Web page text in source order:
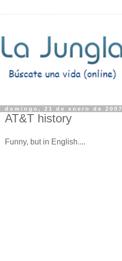
domingo, 21 de enero de 2007
AT&T history
Funny, but in English....